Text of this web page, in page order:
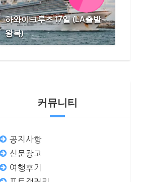
하와이크루즈 17일 (LA출발-
왕복)
커뮤니티
공지사항
신문광고
여행후기